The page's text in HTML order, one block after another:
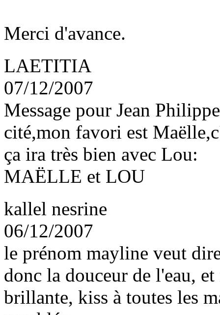
Merci d'avance.
LAETITIA
07/12/2007
Message pour Jean
cité,mon favori est
ça ira très bien avec Lou:
MAËLLE et LOU
kallel nesrine
06/12/2007
le prénom mayline veut
donc la douceur de l'eau,
brillante, kiss à toutes les